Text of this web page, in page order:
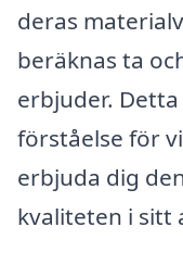
deras
beräknas ta
erbjuder.
förståelse för
erbjuda dig
kvaliteten i sitt